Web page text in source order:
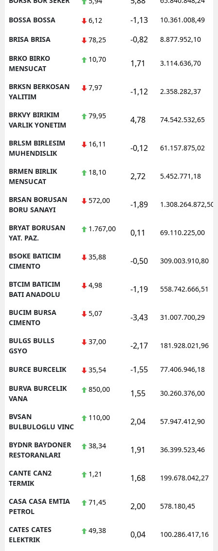
BOSSA BOSSA 6,12 -1,13 10.361.008,49
BRISA BRISA 78,25 -0,82 8.877.952,10
BRKO BIRKO
MENSUCAT
10,70 1,71 3.114.636,70
BRKSN BERKOSAN
YALITIM
7,97 -1,12 2.358.282,37
BRKVY BIRIKIM
VARLIK YONETIM
79,95 4,78 74.542.532,65
BRLSM BIRLESIM
MUHENDISLIK
16,11 -0,12 61.157.875,02
BRMEN BIRLIK
MENSUCAT
18,10 2,72 5.452.771,18
BRSAN BORUSAN
BORU SANAYI
572,00 -1,89 1.308.264.872,50
BRYAT BORUSAN
YAT. PAZ.
1.767,00 0,11 69.110.225,00
BSOKE BATICIM
CIMENTO
35,88 -0,50 309.003.910,80
BTCIM BATICIM
BATI ANADOLU
4,98 -1,19 558.742.666,51
BUCIM BURSA
CIMENTO
5,07 -3,43 31.007.700,29
BULGS BULLS
GSYO
37,00 -2,17 181.928.021,96
BURCE BURCELIK 35,54 -1,55 77.406.946,18
BURVA BURCELIK
VANA
850,00 1,55 30.260.376,00
BVSAN
BULBULOGLU VINC
110,00 2,04 57.947.412,90
BYDNR BAYDONER
RESTORANLARI
38,34 1,91 36.399.523,46
CANTE CAN2
TERMIK
1,21 1,68 199.678.042,27
CASA CASA EMTIA
PETROL
71,45 2,00 578.180,45
CATES CATES
ELEKTRIK
49,38 0,04 100.286.417,16